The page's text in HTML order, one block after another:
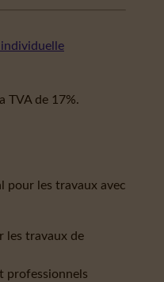
TVA de 17%.
pour les travaux avec
les travaux de
professionnels